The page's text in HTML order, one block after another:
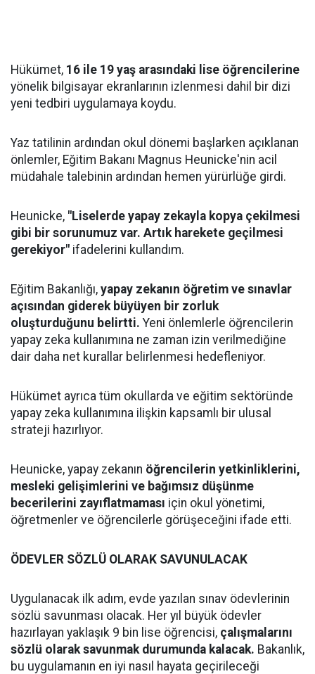
Hükümet, 16 ile 19 yaş arasındaki lise öğrencilerine
yönelik bilgisayar ekranlarının izlenmesi dahil bir dizi
yeni tedbiri uygulamaya koydu.
Yaz tatilinin ardından okul dönemi başlarken açıklanan
önlemler, Eğitim Bakanı Magnus Heunicke'nin acil
müdahale talebinin ardından hemen yürürlüğe girdi.
Heunicke, "Liselerde yapay zekayla kopya çekilmesi
gibi bir sorunumuz var. Artık harekete geçilmesi
gerekiyor" ifadelerini kullandım.
Eğitim Bakanlığı, yapay zekanın öğretim ve sınavlar
açısından giderek büyüyen bir zorluk
oluşturduğunu belirtti. Yeni önlemlerle öğrencilerin
yapay zeka kullanımına ne zaman izin verilmediğine
dair daha net kurallar belirlenmesi hedefleniyor.
Hükümet ayrıca tüm okullarda ve eğitim sektöründe
yapay zeka kullanımına ilişkin kapsamlı bir ulusal
strateji hazırlıyor.
Heunicke, yapay zekanın öğrencilerin yetkinliklerini,
mesleki gelişimlerini ve bağımsız düşünme
becerilerini zayıflatmaması için okul yönetimi,
öğretmenler ve öğrencilerle görüşeceğini ifade etti.
ÖDEVLER SÖZLÜ OLARAK SAVUNULACAK
Uygulanacak ilk adım, evde yazılan sınav ödevlerinin
sözlü savunması olacak. Her yıl büyük ödevler
hazırlayan yaklaşık 9 bin lise öğrencisi, çalışmalarını
sözlü olarak savunmak durumunda kalacak. Bakanlık,
bu uygulamanın en iyi nasıl hayata geçirileceği